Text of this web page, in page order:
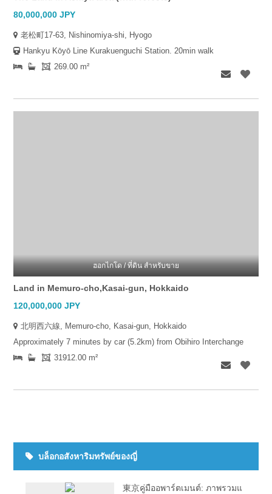
80,000,000 JPY
老松町17-63, Nishinomiya-shi, Hyogo
Hankyu Kōyō Line Kurakuenguchi Station. 20min walk
269.00 m²
ฮอกไกโด / ที่ดิน สำหรับขาย
Land in Memuro-cho,Kasai-gun, Hokkaido
120,000,000 JPY
北明西六線, Memuro-cho, Kasai-gun, Hokkaido
Approximately 7 minutes by car (5.2km) from Obihiro Interchange
31912.00 m²
บล็อกอสังหาริมทรัพย์ของญี่
東京คู่มืออพาร์ตเมนต์: ภาพรวมแ